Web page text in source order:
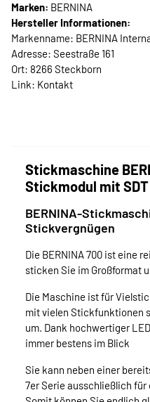
Marken: BERNINA
Hersteller Informationen:
Markenname: BERNINA
Adresse: Seestraße 161
Ort: 8266 Steckborn
Link: Kontakt
Stickmaschine
Stickmodul mit SDT
BERNINA-
Stickvergnügen
Die BERNINA 700 ist eine
sticken Sie im Großformat
Die Maschine ist für
mit vielen Stickfunktionen
um. Dank hochwertiger
immer bestens im Blick
Sie kann neben einer
7er Serie ausschließlich